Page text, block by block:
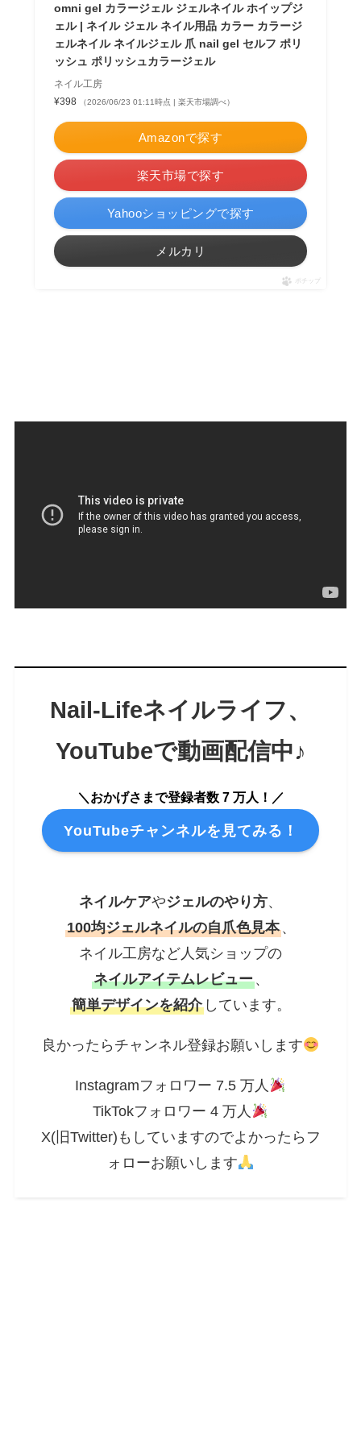
omni gel カラージェル ジェルネイル ホイップジ
ェル | ネイル ジェル ネイル用品 カラー カラージ
ェルネイル ネイルジェル 爪 nail gel セルフ ポリ
ッシュ ポリッシュカラージェル
ネイル工房
¥398
（2026/06/23 01:11時点 | 楽天市場調べ）
Amazonで探す
楽天市場で探す
Yahooショッピングで探す
メルカリ
ポチップ
Nail-Lifeネイルライフ、
YouTubeで動画配信中♪
＼おかげさまで登録者数 7 万人！／
YouTubeチャンネルを見てみる！
ネイルケアやジェルのやり方、
100均ジェルネイルの自爪色見本 、
ネイル工房など人気ショップの
ネイルアイテムレビュー 、
簡単デザインを紹介 しています。
良かったらチャンネル登録お願いします
Instagramフォロワー 7.5 万人
TikTokフォロワー 4 万人
X(旧Twitter)もしていますのでよかったらフ
ォローお願いします